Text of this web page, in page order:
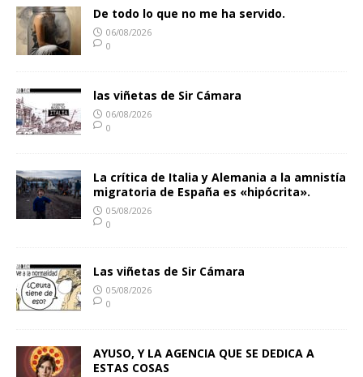
De todo lo que no me ha servido.
06/08/2026
0
las viñetas de Sir Cámara
06/08/2026
0
La crítica de Italia y Alemania a la amnistía
migratoria de España es «hipócrita».
05/08/2026
0
Las viñetas de Sir Cámara
05/08/2026
0
AYUSO, Y LA AGENCIA QUE SE DEDICA A
ESTAS COSAS